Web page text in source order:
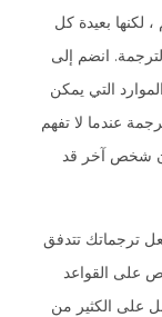
لكنها بعيدة كل
انضم إلى
التي يمكن
عندما لا تفهم
شخص آخر قد
ترجماتك تتدفق
على القواعد
على الكثير من